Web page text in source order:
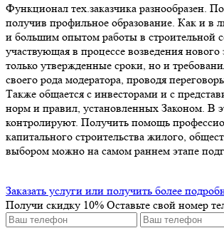
Функционал тех.заказчика разнообразен.
получив профильное образование. Как и в
и большим опытом работы в строительной
участвующая в процессе возведения
только утвержденные сроки, но и
своего рода модератора, проводя
Также общается с инвесторами и с
норм и правил, установленных Законом. В
контролируют. Получить помощь
капитального строительства жилого,
выбором можно на самом раннем этапе
Заказать услуги или получить более
Получи скидку 10% Оставьте свой номер